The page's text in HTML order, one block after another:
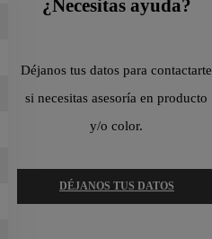
¿Necesitas ayuda?
Déjanos tus datos para contactarte
si necesitas asesoría en producto
y/o color.
DÉJANOS TUS DATOS